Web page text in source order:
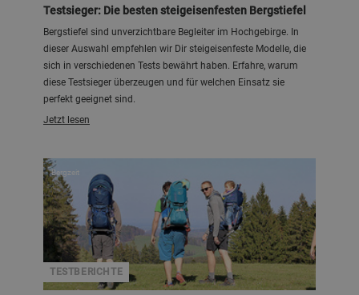
Testsieger: Die besten steigeisenfesten Bergstiefel
Bergstiefel sind unverzichtbare Begleiter im Hochgebirge. In
dieser Auswahl empfehlen wir Dir steigeisenfeste Modelle, die
sich in verschiedenen Tests bewährt haben. Erfahre, warum
diese Testsieger überzeugen und für welchen Einsatz sie
perfekt geeignet sind.
Jetzt lesen
TESTBERICHTE
Bergzeit